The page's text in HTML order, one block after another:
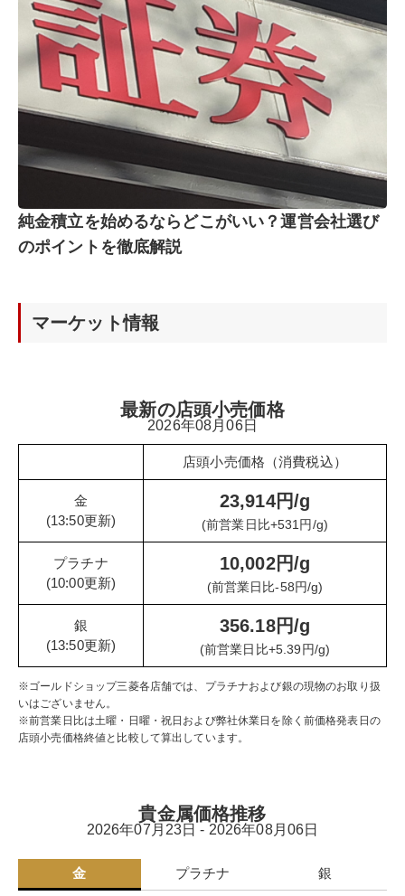
純金積立を始めるならどこがいい？運営会社選び
のポイントを徹底解説
マーケット情報
最新の店頭小売価格
2026年08月06日
店頭小売価格（消費税込）
金
(13:50更新)
23,914円/g
(前営業日比+531円/g)
プラチナ
(10:00更新)
10,002円/g
(前営業日比-58円/g)
銀
(13:50更新)
356.18円/g
(前営業日比+5.39円/g)
※ゴールドショップ三菱各店舗では、プラチナおよび銀の現物のお取り扱
いはございません。
※前営業日比は土曜・日曜・祝日および弊社休業日を除く前価格発表日の
店頭小売価格終値と比較して算出しています。
貴金属価格推移
2026年07月23日 - 2026年08月06日
金 プラチナ 銀